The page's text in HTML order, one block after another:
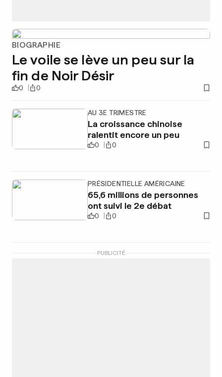
BIOGRAPHIE
Le voile se lève un peu sur la
fin de Noir Désir
0 0
AU 3E TRIMESTRE
La croissance chinoise
ralentit encore un peu
0 0
PRÉSIDENTIELLE AMÉRICAINE
65,6 millions de personnes
ont suivi le 2e débat
0 0
PUBLICITÉ